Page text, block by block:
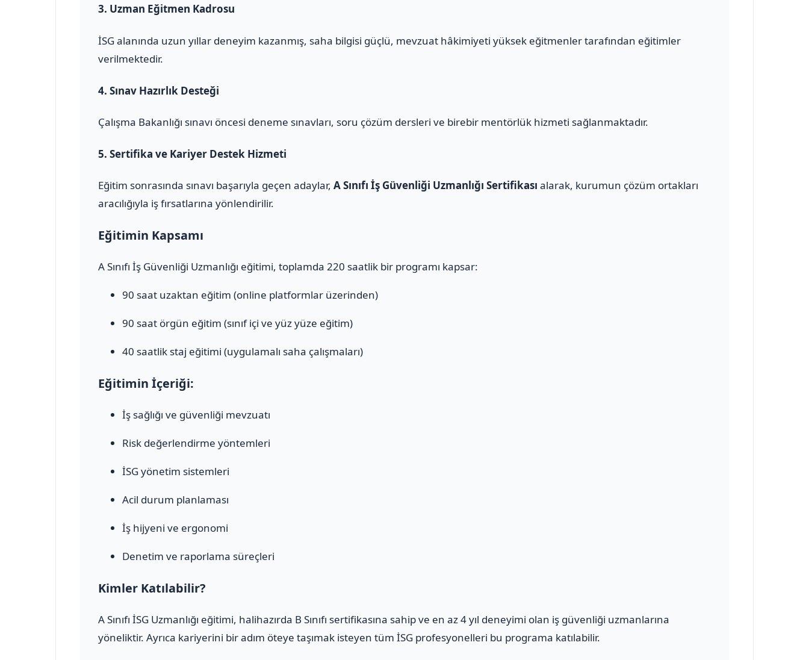
3. Uzman Eğitmen Kadrosu
İSG alanında uzun yıllar deneyim kazanmış, saha bilgisi güçlü, mevzuat hâkimiyeti yüksek eğitmenler tarafından eğitimler
verilmektedir.
4. Sınav Hazırlık Desteği
Çalışma Bakanlığı sınavı öncesi deneme sınavları, soru çözüm dersleri ve birebir mentörlük hizmeti sağlanmaktadır.
5. Sertifika ve Kariyer Destek Hizmeti
Eğitim sonrasında sınavı başarıyla geçen adaylar, A Sınıfı İş Güvenliği Uzmanlığı Sertifikası alarak, kurumun çözüm ortakları
aracılığıyla iş fırsatlarına yönlendirilir.
Eğitimin Kapsamı
A Sınıfı İş Güvenliği Uzmanlığı eğitimi, toplamda 220 saatlik bir programı kapsar:
90 saat uzaktan eğitim (online platformlar üzerinden)
90 saat örgün eğitim (sınıf içi ve yüz yüze eğitim)
40 saatlik staj eğitimi (uygulamalı saha çalışmaları)
Eğitimin İçeriği:
İş sağlığı ve güvenliği mevzuatı
Risk değerlendirme yöntemleri
İSG yönetim sistemleri
Acil durum planlaması
İş hijyeni ve ergonomi
Denetim ve raporlama süreçleri
Kimler Katılabilir?
A Sınıfı İSG Uzmanlığı eğitimi, halihazırda B Sınıfı sertifikasına sahip ve en az 4 yıl deneyimi olan iş güvenliği uzmanlarına
yöneliktir. Ayrıca kariyerini bir adım öteye taşımak isteyen tüm İSG profesyonelleri bu programa katılabilir.